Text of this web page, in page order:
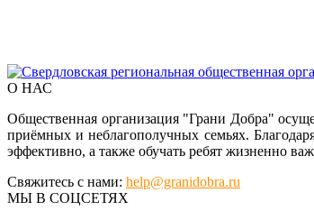
О НАС
Общественная организация "Грани Добра"
приёмных и неблагополучных семьях.
эффективно, а также обучать ребят жизненно
Свяжитесь с нами: help@granidobra.ru
МЫ В СОЦСЕТЯХ